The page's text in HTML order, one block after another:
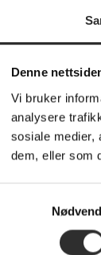
Denne
Vi bruker
analysere
sosiale medier,
dem, eller som
London -
slim and
as dirt and
style. Snap on
and function